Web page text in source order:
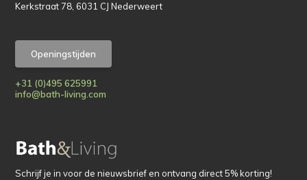
Kerkstraat 78, 6031 CJ Nederweert
Openingstijden
+31 (0)495 625991
info@bath-living.com
Schrijf je in voor de nieuwsbrief en ontvang direct 5% korting!